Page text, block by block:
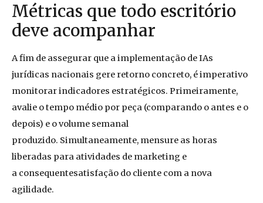
Métricas que todo escritório
deve acompanhar
A fim de assegurar que a implementação de IAs
jurídicas nacionais gere retorno concreto, é imperativo
monitorar indicadores estratégicos. Primeiramente,
avalie o tempo médio por peça (comparando o antes e o
depois) e o volume semanal
produzido. Simultaneamente, mensure as horas
liberadas para atividades de marketing e
a consequentesatisfação do cliente com a nova
agilidade.